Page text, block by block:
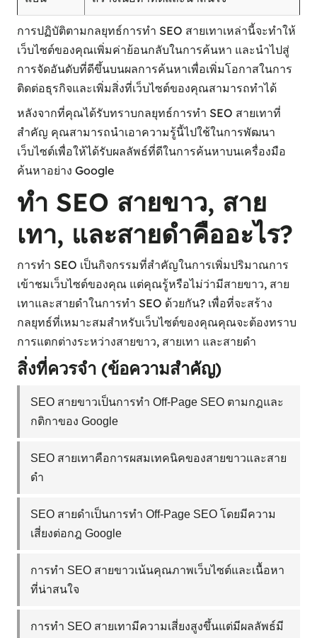
การปฏิบัติตามกลยุทธ์การทำ SEO สายเทาเหล่านี้จะทำให้
เว็บไซต์ของคุณเพิ่มค่าย้อนกลับในการค้นหา และนำไปสู่
การจัดอันดับที่ดีขึ้นบนผลการค้นหาเพื่อเพิ่มโอกาสในการ
ติดต่อธุรกิจและเพิ่มสิ่งที่เว็บไซต์ของคุณสามารถทำได้
หลังจากที่คุณได้รับทราบกลยุทธ์การทำ SEO สายเทาที่
สำคัญ คุณสามารถนำเอาความรู้นี้ไปใช้ในการพัฒนา
เว็บไซต์เพื่อให้ได้รับผลลัพธ์ที่ดีในการค้นหาบนเครื่องมือ
ค้นหาอย่าง Google
ทำ SEO สายขาว, สาย
เทา, และสายดำคืออะไร?
การทำ SEO เป็นกิจกรรมที่สำคัญในการเพิ่มปริมาณการ
เข้าชมเว็บไซต์ของคุณ แต่คุณรู้หรือไม่ว่ามีสายขาว, สาย
เทาและสายดำในการทำ SEO ด้วยกัน? เพื่อที่จะสร้าง
กลยุทธ์ที่เหมาะสมสำหรับเว็บไซต์ของคุณคุณจะต้องทราบ
การแตกต่างระหว่างสายขาว, สายเทา และสายดำ
สิ่งที่ควรจำ (ข้อความสำคัญ)
SEO สายขาวเป็นการทำ Off-Page SEO ตามกฎและ
กติกาของ Google
SEO สายเทาคือการผสมเทคนิคของสายขาวและสาย
ดำ
SEO สายดำเป็นการทำ Off-Page SEO โดยมีความ
เสี่ยงต่อกฎ Google
การทำ SEO สายขาวเน้นคุณภาพเว็บไซต์และเนื้อหา
ที่น่าสนใจ
การทำ SEO สายเทามีความเสี่ยงสูงขึ้นแต่มีผลลัพธ์มี